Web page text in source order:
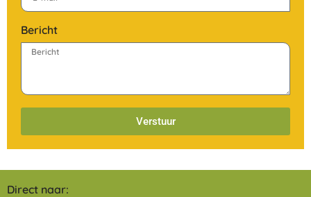
Bericht
Verstuur
Direct naar: